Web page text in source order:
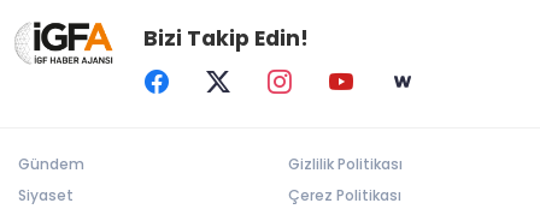
Bizi Takip Edin!
Gündem
Siyaset
Gizlilik Politikası
Çerez Politikası